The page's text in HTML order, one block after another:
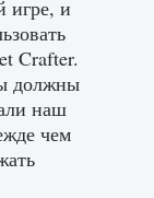
1
игре, и
Crafter.
должны
наш
чем